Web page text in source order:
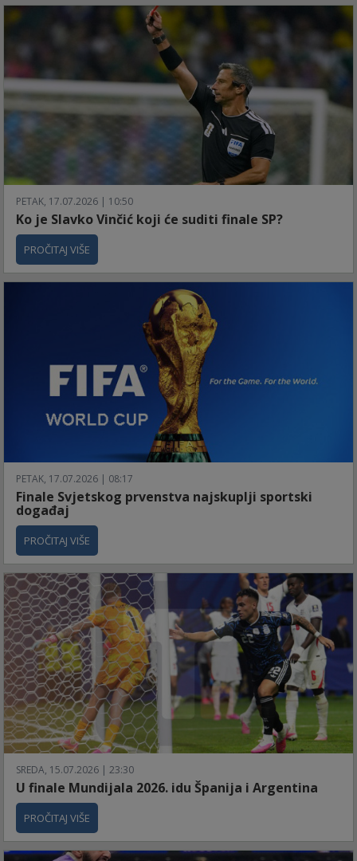
PETAK, 17.07.2026 | 10:50
Ko je Slavko Vinčić koji će suditi finale SP?
PROČITAJ VIŠE
PETAK, 17.07.2026 | 08:17
Finale Svjetskog prvenstva najskuplji sportski
događaj
PROČITAJ VIŠE
SREDA, 15.07.2026 | 23:30
U finale Mundijala 2026. idu Španija i Argentina
PROČITAJ VIŠE